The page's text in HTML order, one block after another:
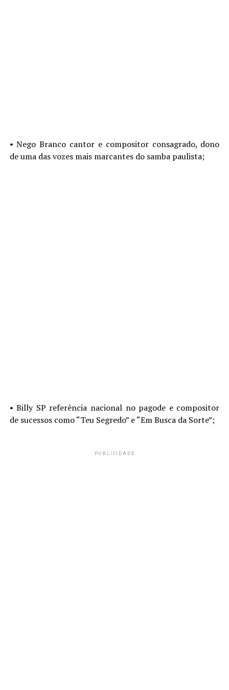
•⁠ ⁠Nego Branco cantor e compositor consagrado, dono
de uma das vozes mais marcantes do samba paulista;
•⁠ ⁠Billy SP referência nacional no pagode e compositor
de sucessos como “Teu Segredo” e “Em Busca da Sorte”;
PUBLICIDADE